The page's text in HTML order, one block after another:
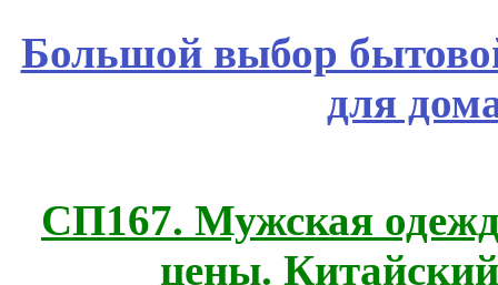
Большой выбор
для
СП167. Мужская
цены.